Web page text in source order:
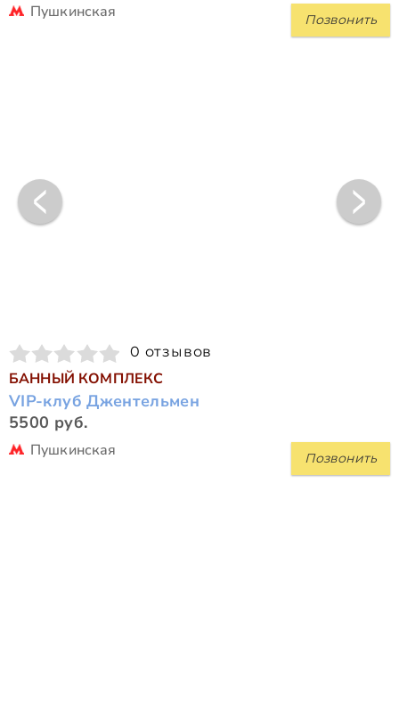
Позвонить
Пушкинская
0 отзывов
БАННЫЙ КОМПЛЕКС
VIP-клуб Джентельмен
5500 руб.
Позвонить
Пушкинская